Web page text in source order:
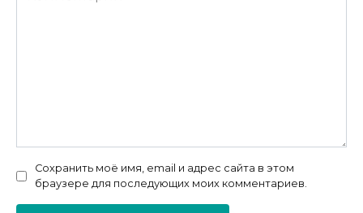
Сохранить моё имя, email и адрес сайта в этом
браузере для последующих моих комментариев.